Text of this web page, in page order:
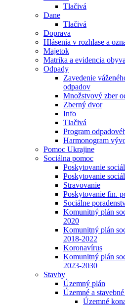
Tlačivá
Dane
Tlačivá
Doprava
Hlásenia v rozhlase a
Majetok
Matrika a evidencia
Odpady
Zavedenie
odpadov
Množstvový zber
Zberný dvor
Info
Tlačivá
Program
Harmonogram
Pomoc Ukrajine
Sociálna pomoc
Poskytovanie
Poskytovanie
Stravovanie
Poskytovanie fin.
Sociálne
Komunitný plán
2020
Komunitný plán
2018-2022
Koronavírus
Komunitný plán
2023-2030
Stavby
Územný plán
Územné a
Územné